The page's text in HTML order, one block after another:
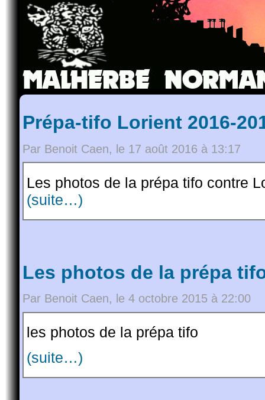
Prépa-tifo Lorient 2016-
Par Benoit Caen, le 17 août 2016 à 13:17
Les photos de la prépa tifo contre
(suite…)
Les photos de la prépa
Par Benoit Caen, le 4 octobre 2015 à 22:00
les photos de la prépa tifo
(suite…)